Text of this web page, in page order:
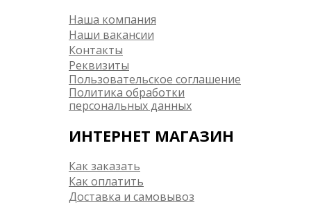
Наша компания
Наши вакансии
Контакты
Реквизиты
Пользовательское соглашение
Политика обработки
персональных данных
ИНТЕРНЕТ МАГАЗИН
Как заказать
Как оплатить
Доставка и самовывоз